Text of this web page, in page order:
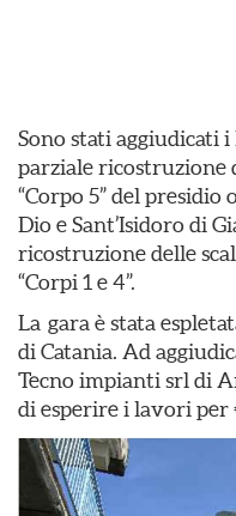
Sono stati aggiudicati
parziale ricostruzione
“Corpo 5” del presidio
Dio e Sant’Isidoro di
ricostruzione delle
“Corpi 1 e 4”.
La gara è stata
di Catania. Ad
Tecno impianti srl di
di esperire i lavori per